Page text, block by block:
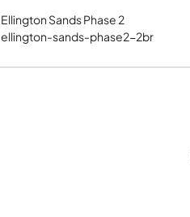
Ellington Sands Phase 2
ellington-sands-phase2-2br